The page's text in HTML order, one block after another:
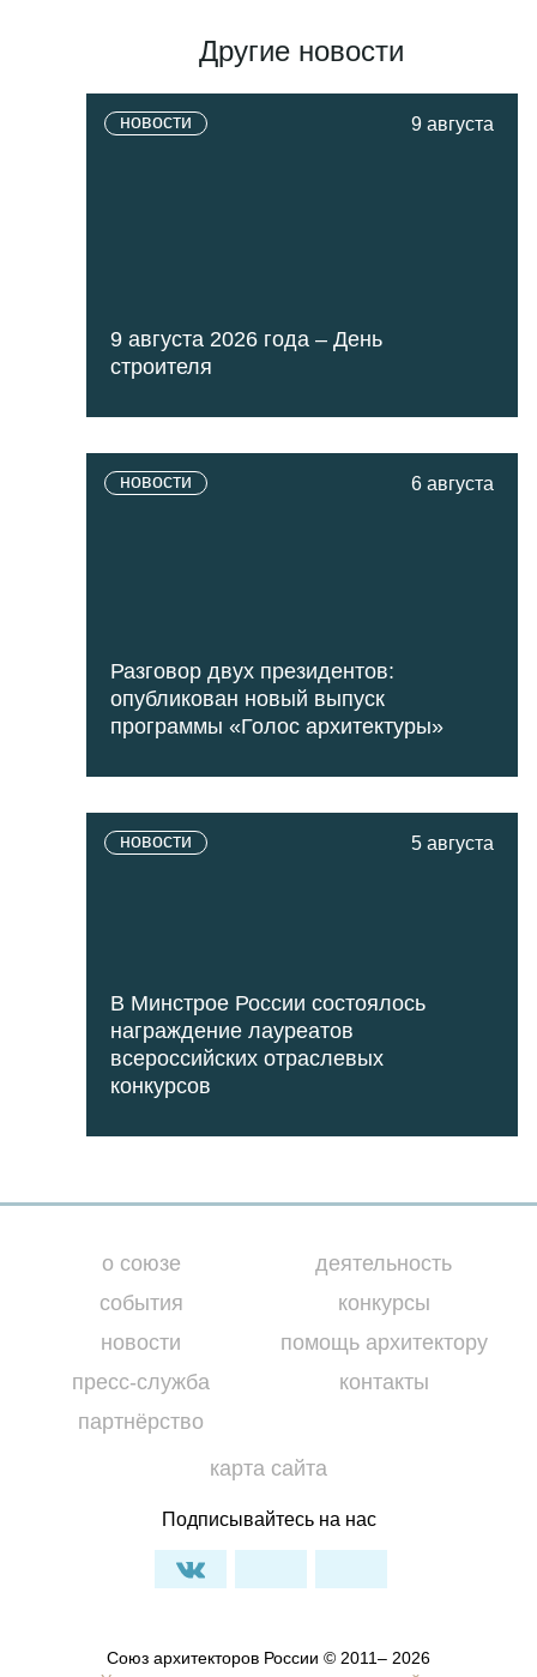
Другие новости
новости 9 августа
9 августа 2026 года – День
строителя
новости 6 августа
Разговор двух президентов:
опубликован новый выпуск
программы «Голос архитектуры»
новости 5 августа
В Минстрое России состоялось
награждение лауреатов
всероссийских отраслевых
конкурсов
о союзе
события
новости
пресс-служба
партнёрство
деятельность
конкурсы
помощь архитектору
контакты
карта сайта
Подписывайтесь на нас
Союз архитекторов России © 2011– 2026